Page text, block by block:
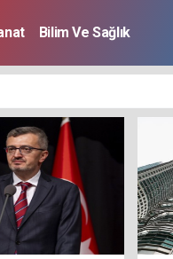
Bilim Ve Sağlık